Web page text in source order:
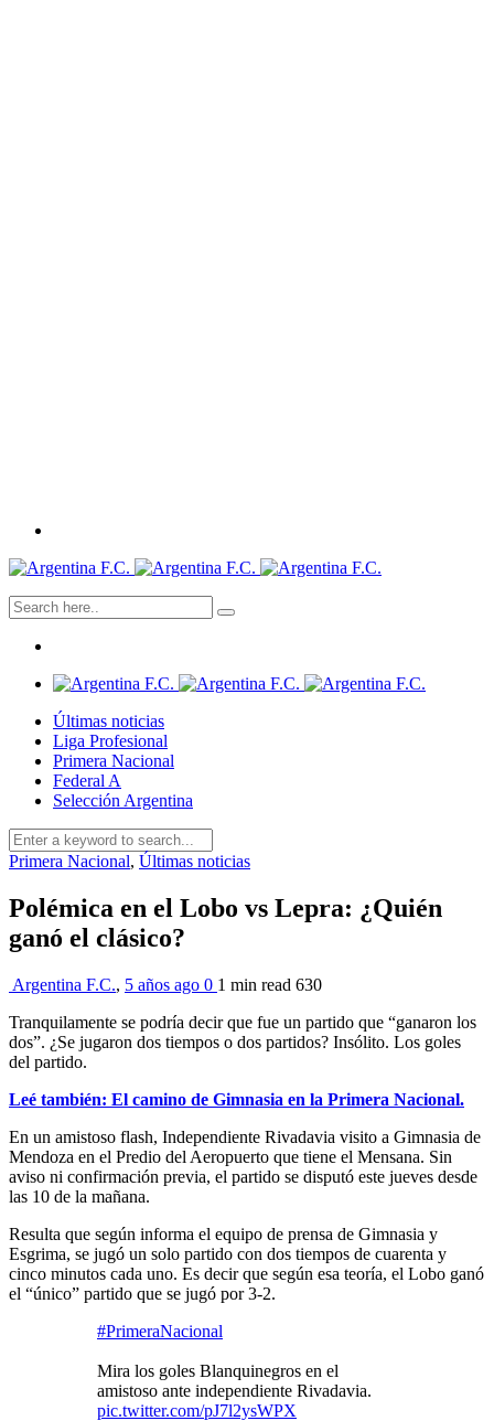
Últimas noticias
Liga Profesional
Primera Nacional
Federal A
Selección Argentina
Primera Nacional, Últimas noticias
Polémica en el Lobo vs Lepra: ¿Quién
ganó el clásico?
Argentina F.C., 5 años ago 0 1 min read 630
Tranquilamente se podría decir que fue un partido que “ganaron los
dos”. ¿Se jugaron dos tiempos o dos partidos? Insólito. Los goles
del partido.
Leé también: El camino de Gimnasia en la Primera Nacional.
En un amistoso flash, Independiente Rivadavia visito a Gimnasia de
Mendoza en el Predio del Aeropuerto que tiene el Mensana. Sin
aviso ni confirmación previa, el partido se disputó este jueves desde
las 10 de la mañana.
Resulta que según informa el equipo de prensa de Gimnasia y
Esgrima, se jugó un solo partido con dos tiempos de cuarenta y
cinco minutos cada uno. Es decir que según esa teoría, el Lobo ganó
el “único” partido que se jugó por 3-2.
#PrimeraNacional
Mira los goles Blanquinegros en el
amistoso ante independiente Rivadavia.
pic.twitter.com/pJ7l2ysWPX